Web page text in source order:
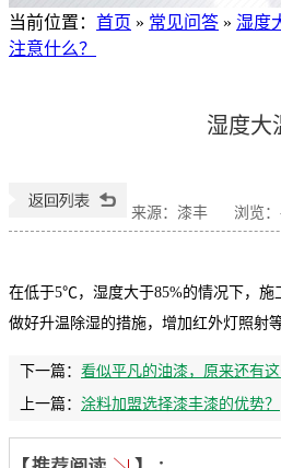
当前位置 ： 首页 » 常见问答 » 湿度
注意什么？
湿度大
来源：漆丰 浏览：
在低于5℃，湿度大于85%的情况下，施
做好升温除湿的措施，增加红外灯照射
下一篇： 看似平凡的油漆，原来还有
上一篇： 涂料加盟选择漆丰漆的优势？